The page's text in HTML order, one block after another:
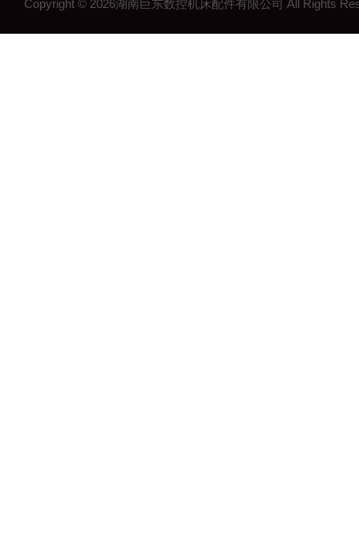
Copyright © 2026湖南巨东数控机床配件有限公司 All Rights